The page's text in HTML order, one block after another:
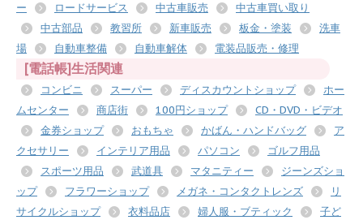
ー
ロードサービス 中古車販売
中古車買い取り
中古部品
教習所 新車販売 板金・塗装
洗車
場
自動車整備 自動車解体 電装品販売・修理
[電話帳]生活関連
コンビニ スーパー ディスカウントショップ
ホー
ムセンター
商店街 100円ショップ
CD・DVD・ビデオ
金券ショップ
おもちゃ かばん・ハンドバッグ
ア
クセサリー
インテリア用品 パソコン
ゴルフ用品
スポーツ用品
武道具 マタニティー
ジーンズショ
ップ
フラワーショップ メガネ・コンタクトレンズ
リ
サイクルショップ
衣料品店 婦人服・ブティック
子ど